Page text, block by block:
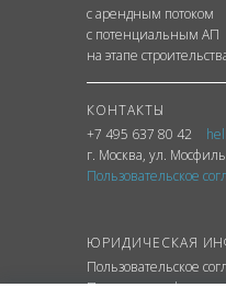
с арендным потоком
с потенциальным АП
на этапе
КОНТАКТЫ
+7 495 637 80 42
г. Москва, ул.
Пользовательское
ЮРИДИЧЕСКАЯ
Пользовательское
Политика